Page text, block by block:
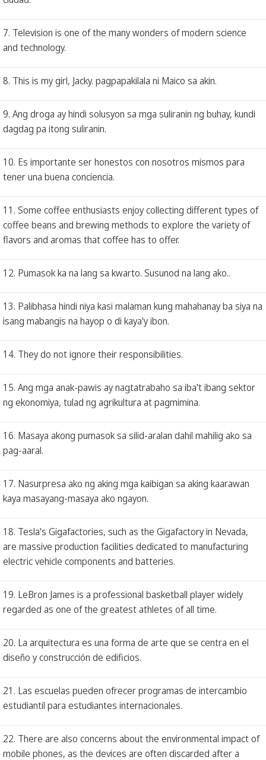
7. Television is one of the many wonders of modern science
and technology.
8. This is my girl, Jacky. pagpapakilala ni Maico sa akin.
9. Ang droga ay hindi solusyon sa mga suliranin ng buhay, kundi
dagdag pa itong suliranin.
10. Es importante ser honestos con nosotros mismos para
tener una buena conciencia.
11. Some coffee enthusiasts enjoy collecting different types of
coffee beans and brewing methods to explore the variety of
flavors and aromas that coffee has to offer.
12. Pumasok ka na lang sa kwarto. Susunod na lang ako..
13. Palibhasa hindi niya kasi malaman kung mahahanay ba siya na
isang mabangis na hayop o di kaya'y ibon.
14. They do not ignore their responsibilities.
15. Ang mga anak-pawis ay nagtatrabaho sa iba't ibang sektor
ng ekonomiya, tulad ng agrikultura at pagmimina.
16. Masaya akong pumasok sa silid-aralan dahil mahilig ako sa
pag-aaral.
17. Nasurpresa ako ng aking mga kaibigan sa aking kaarawan
kaya masayang-masaya ako ngayon.
18. Tesla's Gigafactories, such as the Gigafactory in Nevada,
are massive production facilities dedicated to manufacturing
electric vehicle components and batteries.
19. LeBron James is a professional basketball player widely
regarded as one of the greatest athletes of all time.
20. La arquitectura es una forma de arte que se centra en el
diseño y construcción de edificios.
21. Las escuelas pueden ofrecer programas de intercambio
estudiantil para estudiantes internacionales.
22. There are also concerns about the environmental impact of
mobile phones, as the devices are often discarded after a